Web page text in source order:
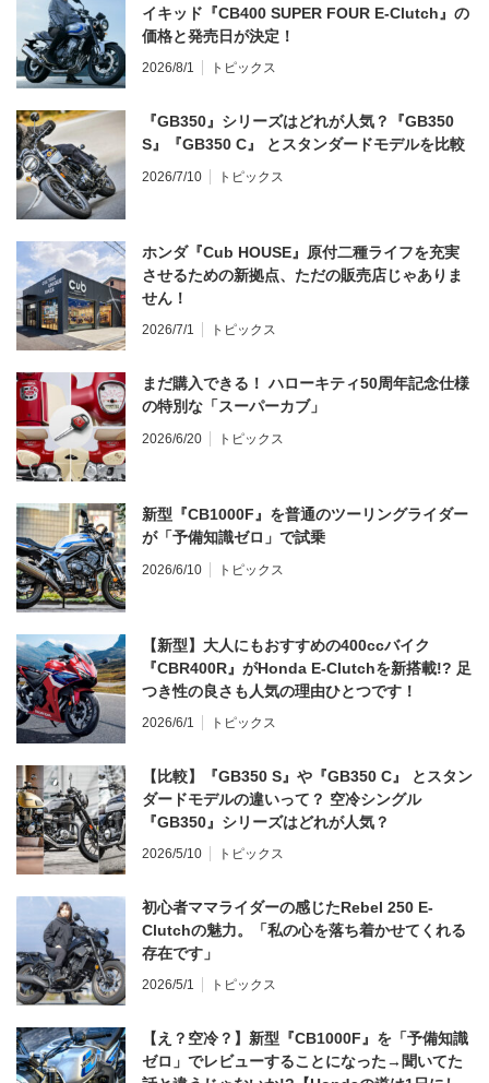
イキッド『CB400 SUPER FOUR E-Clutch』の
価格と発売日が決定！
2026/8/1 トピックス
『GB350』シリーズはどれが人気？『GB350
S』『GB350 C』 とスタンダードモデルを比較
2026/7/10 トピックス
ホンダ『Cub HOUSE』原付二種ライフを充実
させるための新拠点、ただの販売店じゃありま
せん！
2026/7/1 トピックス
まだ購入できる！ ハローキティ50周年記念仕様
の特別な「スーパーカブ」
2026/6/20 トピックス
新型『CB1000F』を普通のツーリングライダー
が「予備知識ゼロ」で試乗
2026/6/10 トピックス
【新型】大人にもおすすめの400ccバイク
『CBR400R』がHonda E-Clutchを新搭載!? 足
つき性の良さも人気の理由ひとつです！
2026/6/1 トピックス
【比較】『GB350 S』や『GB350 C』 とスタン
ダードモデルの違いって？ 空冷シングル
『GB350』シリーズはどれが人気？
2026/5/10 トピックス
初心者ママライダーの感じたRebel 250 E-
Clutchの魅力。「私の心を落ち着かせてくれる
存在です」
2026/5/1 トピックス
【え？空冷？】新型『CB1000F』を「予備知識
ゼロ」でレビューすることになった→聞いてた